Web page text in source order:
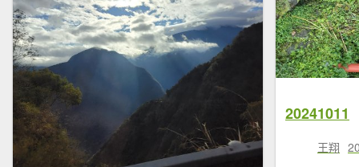
20241011
王翔